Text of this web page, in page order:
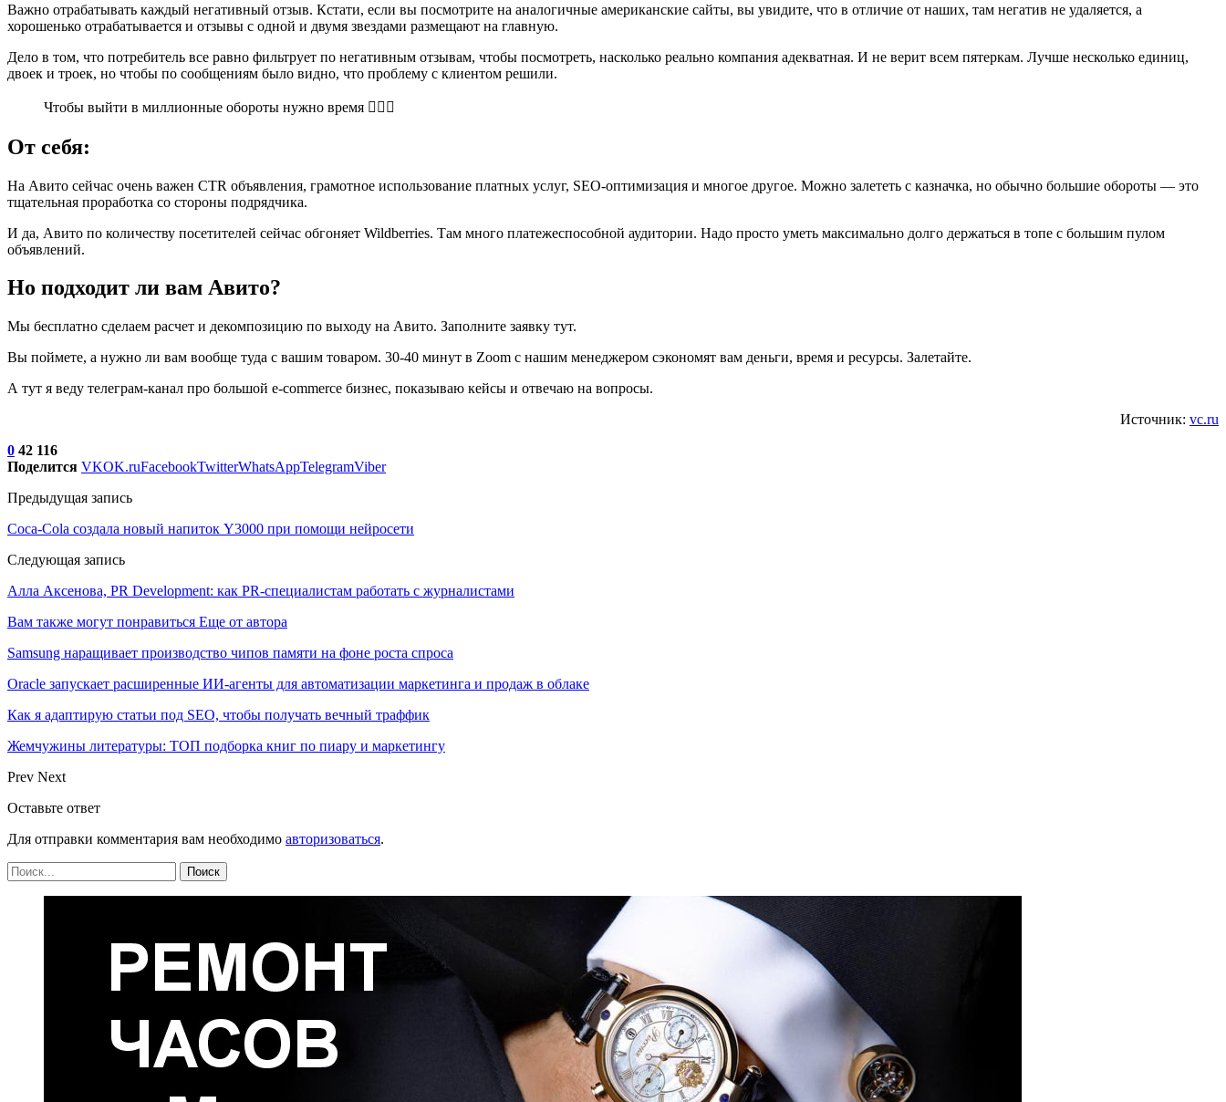
Важно отрабатывать каждый негативный отзыв. Кстати, если вы посмотрите на аналогичные американские сайты, вы увидите, что в отличие от наших, там негатив не удаляется, а
хорошенько отрабатывается и отзывы с одной и двумя звездами размещают на главную.
Дело в том, что потребитель все равно фильтрует по негативным отзывам, чтобы посмотреть, насколько реально компания адекватная. И не верит всем пятеркам. Лучше несколько единиц,
двоек и троек, но чтобы по сообщениям было видно, что проблему с клиентом решили.
Чтобы выйти в миллионные обороты нужно время 🤷🏻‍♂
От себя:
На Авито сейчас очень важен CTR объявления, грамотное использование платных услуг, SEO-оптимизация и многое другое. Можно залететь с казначка, но обычно большие обороты — это
тщательная проработка со стороны подрядчика.
И да, Авито по количеству посетителей сейчас обгоняет Wildberries. Там много платежеспособной аудитории. Надо просто уметь максимально долго держаться в топе с большим пулом
объявлений.
Но подходит ли вам Авито?
Мы бесплатно сделаем расчет и декомпозицию по выходу на Авито. Заполните заявку тут.
Вы поймете, а нужно ли вам вообще туда с вашим товаром. 30-40 минут в Zoom с нашим менеджером сэкономят вам деньги, время и ресурсы. Залетайте.
А тут я веду телеграм-канал про большой e-commerce бизнес, показываю кейсы и отвечаю на вопросы.
Источник: vc.ru
0 42 116
Поделится VKOK.ruFacebookTwitterWhatsAppTelegramViber
Предыдущая запись
Coca-Cola создала новый напиток Y3000 при помощи нейросети
Следующая запись
Алла Аксенова, PR Development: как PR-специалистам работать с журналистами
Вам также могут понравиться Еще от автора
Samsung наращивает производство чипов памяти на фоне роста спроса
Oracle запускает расширенные ИИ‑агенты для автоматизации маркетинга и продаж в облаке
Как я адаптирую статьи под SEO, чтобы получать вечный траффик
Жемчужины литературы: ТОП подборка книг по пиару и маркетингу
Prev Next
Оставьте ответ
Для отправки комментария вам необходимо авторизоваться.